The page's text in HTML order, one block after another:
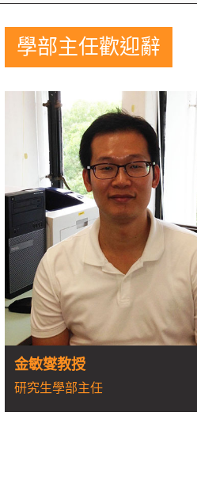
學部主任歡迎辭
金敏燮教授
研究生學部主任